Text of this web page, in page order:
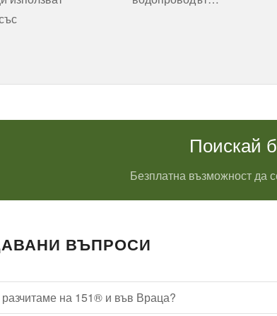
Поискай
Безплатна възможност да
ВЪПРОСИ
на 151® и във Враца?